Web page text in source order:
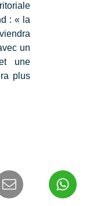
: « la
un
une
plus